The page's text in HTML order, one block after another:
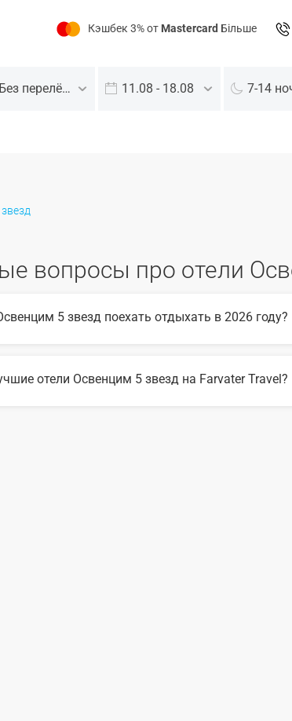
Кэшбек 3% от Mastercard Більше
Отправление из Без перелёта 11.08 - 18.08 7-14
звезд
вопросы про отели
5 звезд поехать отдыхать в 2026 году?
отели Освенцим 5 звезд на Farvater Travel?